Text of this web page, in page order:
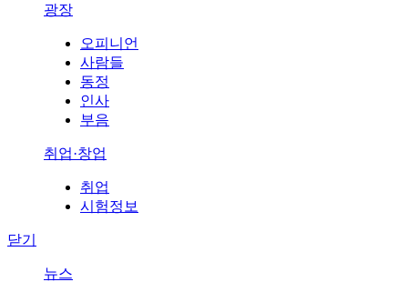
광장
오피니언
사람들
동정
인사
부음
취업·창업
취업
시험정보
닫기
뉴스